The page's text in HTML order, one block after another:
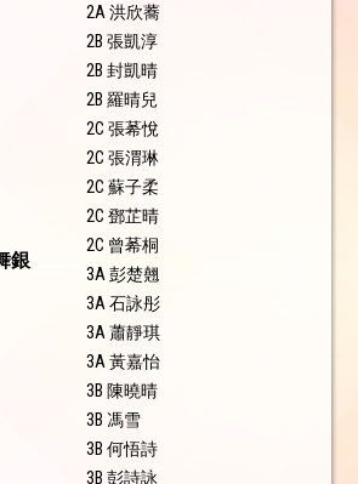
銀
2A 洪欣蕎
2B 張凱淳
2B 封凱晴
2B 羅晴兒
2C 張莃悅
2C 張渭琳
2C 蘇子柔
2C 鄧芷晴
2C 曾莃桐
3A 彭楚翹
3A 石詠彤
3A 蕭靜琪
3A 黃嘉怡
3B 陳曉晴
3B 馮雪
3B 何悟詩
3B 彭詩詠